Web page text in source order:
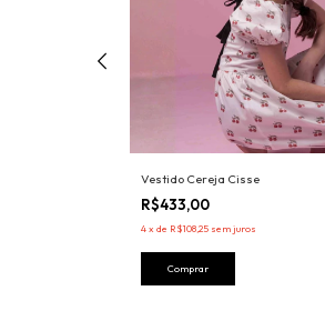
Vestido Cereja Cisse
R$433,00
4x de R$108,25 sem juros
Comprar